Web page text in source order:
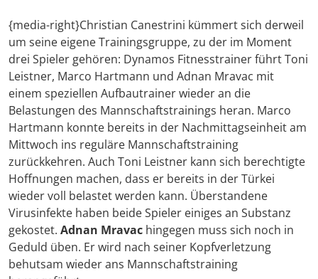
{media-right}Christian Canestrini kümmert sich derweil
um seine eigene Trainingsgruppe, zu der im Moment
drei Spieler gehören: Dynamos Fitnesstrainer führt Toni
Leistner, Marco Hartmann und Adnan Mravac mit
einem speziellen Aufbautrainer wieder an die
Belastungen des Mannschaftstrainings heran. Marco
Hartmann konnte bereits in der Nachmittagseinheit am
Mittwoch ins reguläre Mannschaftstraining
zurückkehren. Auch Toni Leistner kann sich berechtigte
Hoffnungen machen, dass er bereits in der Türkei
wieder voll belastet werden kann. Überstandene
Virusinfekte haben beide Spieler einiges an Substanz
gekostet. Adnan Mravac hingegen muss sich noch in
Geduld üben. Er wird nach seiner Kopfverletzung
behutsam wieder ans Mannschaftstraining